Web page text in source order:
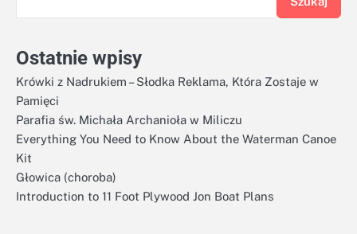
Ostatnie wpisy
Krówki z Nadrukiem – Słodka Reklama, Która Zostaje w
Pamięci
Parafia św. Michała Archanioła w Miliczu
Everything You Need to Know About the Waterman Canoe
Kit
Głowica (choroba)
Introduction to 11 Foot Plywood Jon Boat Plans